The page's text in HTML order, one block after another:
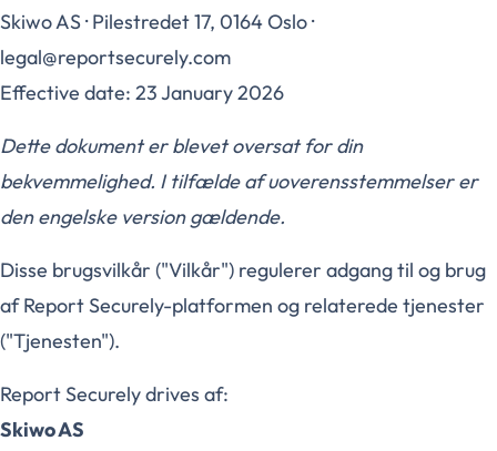
Skiwo AS · Pilestredet 17, 0164 Oslo ·
legal@reportsecurely.com
Effective date: 23 January 2026
Dette dokument er blevet oversat for din
bekvemmelighed. I tilfælde af uoverensstemmelser er
den engelske version gældende.
Disse brugsvilkår ("Vilkår") regulerer adgang til og brug
af Report Securely-platformen og relaterede tjenester
("Tjenesten").
Report Securely drives af:
Skiwo AS